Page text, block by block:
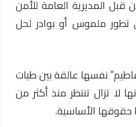
قبل المديرية العامة للأمن
تطور ملموس أو بوادر لحل
نفسها عالقة بين طيات
لا تزال تنتظر منذ أكثر من
حقوقها الأساسية.